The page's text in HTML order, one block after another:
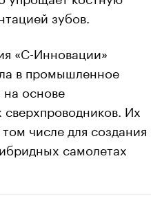
зубов.
«С-Инновации»
в промышленное
на основе
Их
числе для создания
самолетах